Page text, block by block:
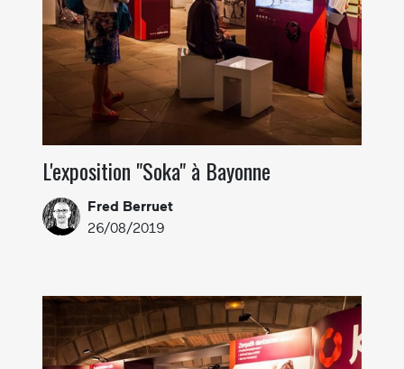
L'exposition "Soka" à Bayonne
Fred Berruet
26/08/2019